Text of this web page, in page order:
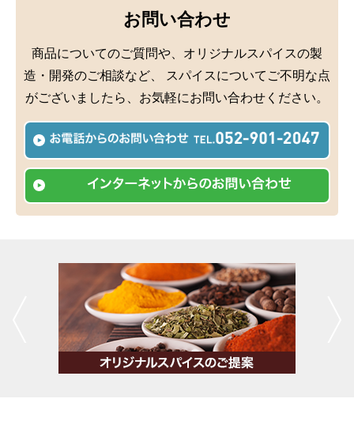
お問い合わせ
商品についてのご質問や、オリジナルスパイスの製
造・開発のご相談など、
スパイスについてご不明な点
がございましたら、お気軽にお問い合わせください。